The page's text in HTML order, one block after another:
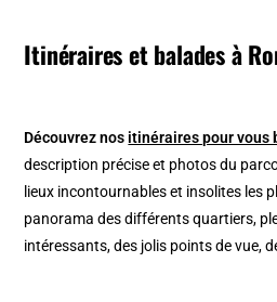
Itinéraires et balades à
Découvrez nos itinéraires pour vous
description précise et photos du
lieux incontournables et insolites les
panorama des différents quartiers,
intéressants, des jolis points de vue,